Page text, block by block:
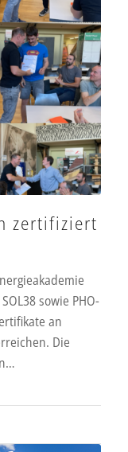
zertifiziert
sowie PHO-
an
Die